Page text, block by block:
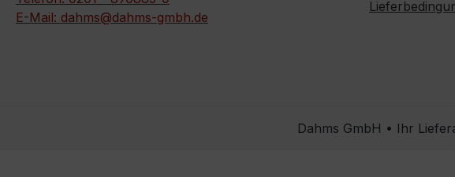
E-Mail: dahms@dahms-gmbh.de
Dahms GmbH • Ihr